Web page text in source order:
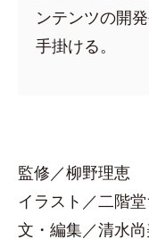
ンテンツの開
手掛ける。
監修／柳野理恵
イラスト／二階
文・編集／清水